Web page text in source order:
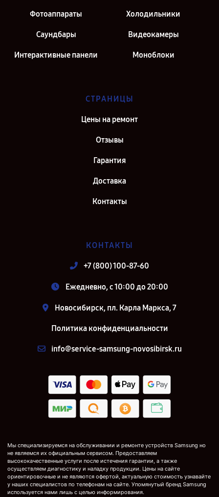
Фотоаппараты Холодильники
Саундбары Видеокамеры
Интерактивные панели Моноблоки
СТРАНИЦЫ
Цены на ремонт
Отзывы
Гарантия
Доставка
Контакты
КОНТАКТЫ
+7 (800) 100-87-60
Ежедневно, с 10:00 до 20:00
Новосибирск, пл. Карла Маркса, 7
Политика конфиденциальности
info@service-samsung-novosibirsk.ru
Мы специализируемся на обслуживании и ремонте устройств Samsung но
не являемся их официальным сервисом. Предоставляем
высококачественные услуги после истечения гарантии, а также
осуществляем диагностику и наладку продукции. Цены на сайте
ориентировочные и не являются офертой, актуальную стоимость узнавайте
у наших специалистов по телефонам на сайте. Упомянутый бренд Samsung
используется нами лишь с целью информирования.